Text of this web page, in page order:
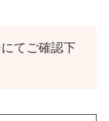
てご確認下